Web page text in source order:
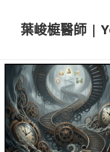
葉峻榳醫師 |